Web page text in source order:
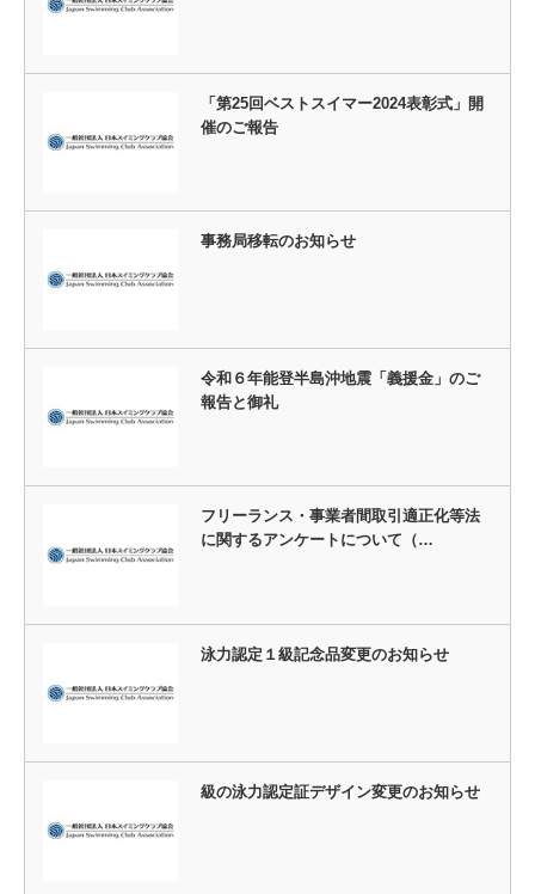
「第25回ベストスイマー2024表彰式」開
催のご報告
事務局移転のお知らせ
令和６年能登半島沖地震「義援金」のご
報告と御礼
フリーランス・事業者間取引適正化等法
に関するアンケートについて（…
泳力認定１級記念品変更のお知らせ
級の泳力認定証デザイン変更のお知らせ